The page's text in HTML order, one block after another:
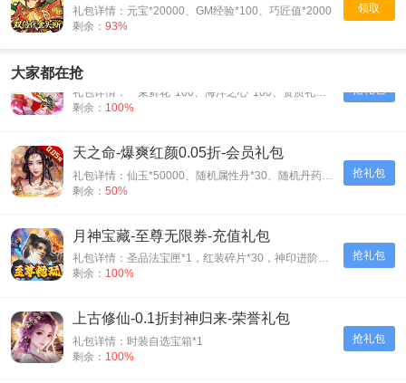
领取
礼包详情：元宝*20000、GM经验*100、巧匠值*2000
剩余： 93%
大家都在抢联盟崛起-0.1折扣版-会员礼包
剩余： 100%
抢礼包
天之命-爆爽红颜0.05折-会员礼包
礼包详情：仙玉*50000、随机属性丹*30、随机丹药*30、神装碎片*500
剩余： 50%
抢礼包
月神宝藏-至尊无限券-充值礼包
礼包详情：圣品法宝匣*1，红装碎片*30，神印进阶石*30
剩余： 100%
抢礼包
上古修仙-0.1折封神归来-荣誉礼包
礼包详情：时装自选宝箱*1
剩余：
100%